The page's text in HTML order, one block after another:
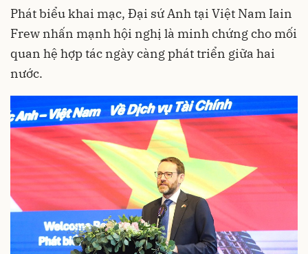
Phát biểu khai mạc, Đại sứ Anh tại Việt Nam Iain
Frew nhấn mạnh hội nghị là minh chứng cho mối
quan hệ hợp tác ngày càng phát triển giữa hai
nước.